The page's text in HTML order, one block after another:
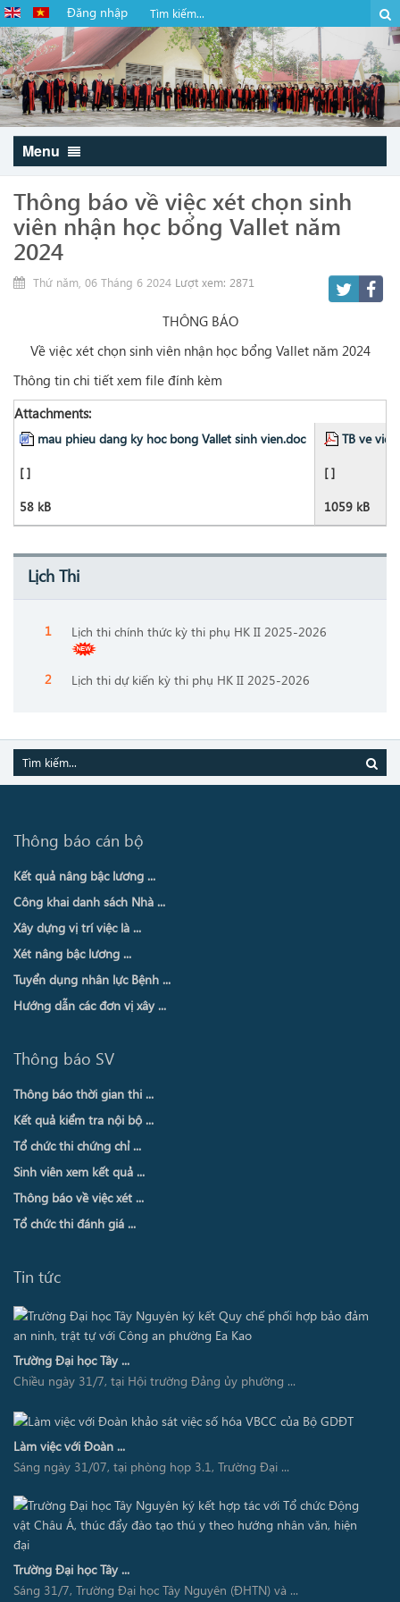
Đăng nhập
Menu
Thông báo về việc xét chọn sinh
viên nhận học bổng Vallet năm
2024
Thứ năm, 06 Tháng 6 2024 Lượt xem: 2871
THÔNG BÁO
Về việc xét chọn sinh viên nhận học bổng Vallet năm 2024
Thông tin chi tiết xem file đính kèm
Attachments:
mau phieu dang ky hoc bong Vallet sinh vien.doc
[ ]
58 kB
TB ve
[ ]
1059 kB
Lịch Thi
Lịch thi chính thức kỳ thi phụ HK II 2025-2026
Lịch thi dự kiến kỳ thi phụ HK II 2025-2026
Thông báo cán bộ
Kết quả nâng bậc lương ...
Công khai danh sách Nhà ...
Xây dựng vị trí việc là ...
Xét nâng bậc lương ...
Tuyển dụng nhân lực Bệnh ...
Hướng dẫn các đơn vị xây ...
Thông báo SV
Thông báo thời gian thi ...
Kết quả kiểm tra nội bộ ...
Tổ chức thi chứng chỉ ...
Sinh viên xem kết quả ...
Thông báo về việc xét ...
Tổ chức thi đánh giá ...
Tin tức
Trường Đại học Tây ...
Chiều ngày 31/7, tại Hội trường Đảng ủy phường ...
Làm việc với Đoàn ...
Sáng ngày 31/07, tại phòng họp 3.1, Trường Đại ...
Trường Đại học Tây ...
Sáng 31/7, Trường Đại học Tây Nguyên (ĐHTN) và ...